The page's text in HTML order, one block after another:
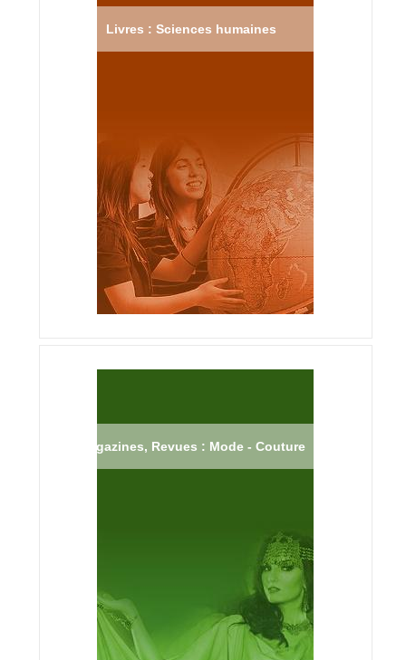
Livres : Sciences humaines
Magazines, Revues : Mode - Couture